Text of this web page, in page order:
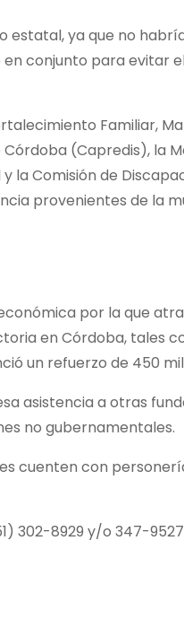
ya que no
conjunto para evitar
Familiar,
(Capredis), la
la Comisión de
provenientes de la
por la que
en Córdoba, tales
un refuerzo de 450
asistencia a otras
no gubernamentales.
cuenten con
302-8929 y/o 347-